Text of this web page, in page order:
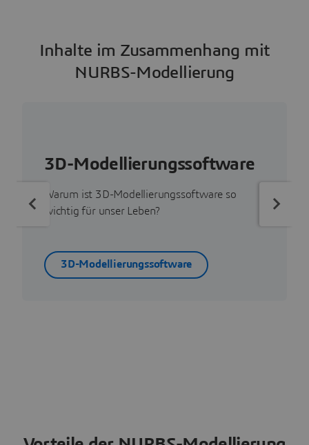
Inhalte im Zusammenhang mit
NURBS-Modellierung
3D-Modellierungssoftware
Warum ist 3D-Modellierungssoftware so
wichtig für unser Leben?
3D-Modellierungssoftware